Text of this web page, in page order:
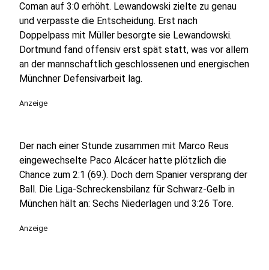
Coman auf 3:0 erhöht. Lewandowski zielte zu genau
und verpasste die Entscheidung. Erst nach
Doppelpass mit Müller besorgte sie Lewandowski.
Dortmund fand offensiv erst spät statt, was vor allem
an der mannschaftlich geschlossenen und energischen
Münchner Defensivarbeit lag.
Anzeige
Der nach einer Stunde zusammen mit Marco Reus
eingewechselte Paco Alcácer hatte plötzlich die
Chance zum 2:1 (69.). Doch dem Spanier versprang der
Ball. Die Liga-Schreckensbilanz für Schwarz-Gelb in
München hält an: Sechs Niederlagen und 3:26 Tore.
Anzeige